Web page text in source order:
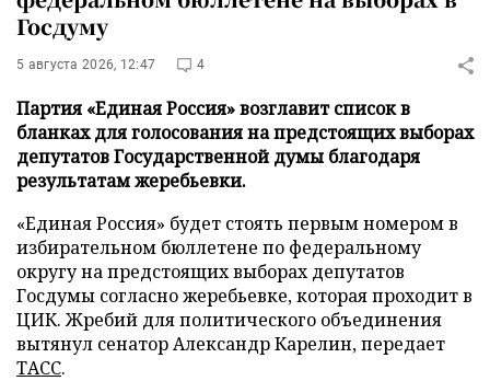
Госдуму
5 августа 2026, 12:47 4
Партия «Единая Россия» возглавит список в
бланках для голосования на предстоящих выборах
депутатов Государственной думы благодаря
результатам жеребьевки.
«Единая Россия» будет стоять первым номером в
избирательном бюллетене по федеральному
округу на предстоящих выборах депутатов
Госдумы согласно жеребьевке, которая проходит в
ЦИК. Жребий для политического объединения
вытянул сенатор Александр Карелин, передает
ТАСС.